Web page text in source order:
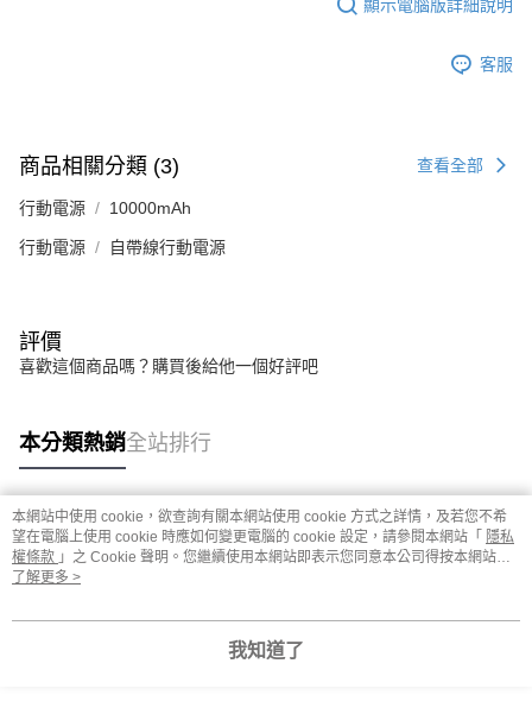
顯示電腦版詳細說明
客服
商品相關分類 (3) 查看全部
行動電源 10000mAh
行動電源 自帶線行動電源
評價
喜歡這個商品嗎？購買後給他一個好評吧
本分類熱銷全站排行
熱門標籤
本網站中使用 cookie，欲查詢有關本網站使用 cookie 方式之詳情，及若您不希
望在電腦上使用 cookie 時應如何變更電腦的 cookie 設定，請參閱本網站「 隱私
權條款 」之 Cookie 聲明。您繼續使用本網站即表示您同意本公司得按本網站使
用條款之 Cookie 聲明使用 cookie。
了解更多 >
我知道了